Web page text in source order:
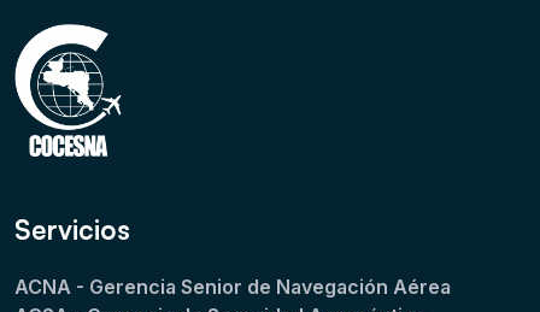
Servicios
ACNA - Gerencia Senior de Navegación Aérea